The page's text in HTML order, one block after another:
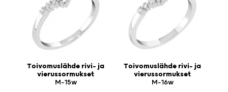
Toivomuslähde rivi- ja
vierussormukset
M-15w
Toivomuslähde rivi- ja
vierussormukset
M-16w